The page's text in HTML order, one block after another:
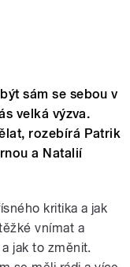
sám se sebou v
velká výzva.
rozebírá Patrik
a Natalií
kritika a jak
vnímat a
jak to změnit.